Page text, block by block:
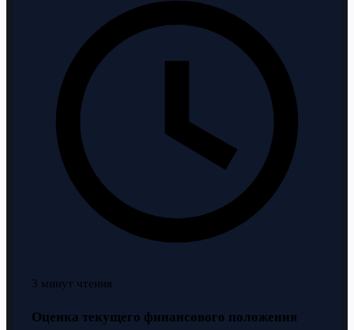
3 минут чтения
Оценка текущего финансового положения